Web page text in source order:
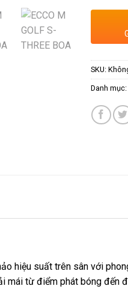
SKU:
Danh mục:
hiệu suất trên sân với
mái từ điểm phát bóng đến